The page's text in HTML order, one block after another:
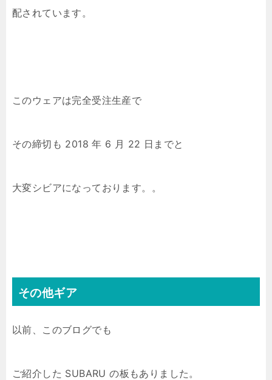
配されています。
このウェアは完全受注生産で
その締切も 2018 年 6 月 22 日までと
大変シビアになっております。。
その他ギア
以前、このブログでも
ご紹介した SUBARU の板もありました。